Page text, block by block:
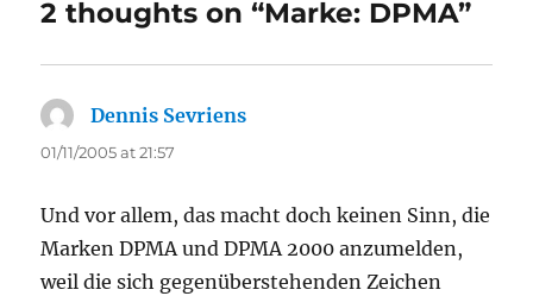
2 thoughts on “Marke: DPMA”
Dennis Sevriens
01/11/2005 at 21:57
Und vor allem, das macht doch keinen Sinn, die
Marken DPMA und DPMA 2000 anzumelden,
weil die sich gegenüberstehenden Zeichen